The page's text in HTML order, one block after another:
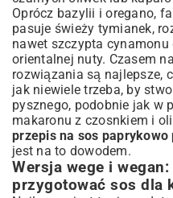
Oprócz bazylii i oregano,
pasuje świeży tymianek,
nawet szczypta cynamonu
orientalnej nuty. Czasem
rozwiązania są najlepsze,
jak niewiele trzeba, by
pysznego, podobnie jak w
makaronu z czosnkiem i
przepis na sos paprykowo
jest na to dowodem.
Wersja wege i
przygotować sos dla